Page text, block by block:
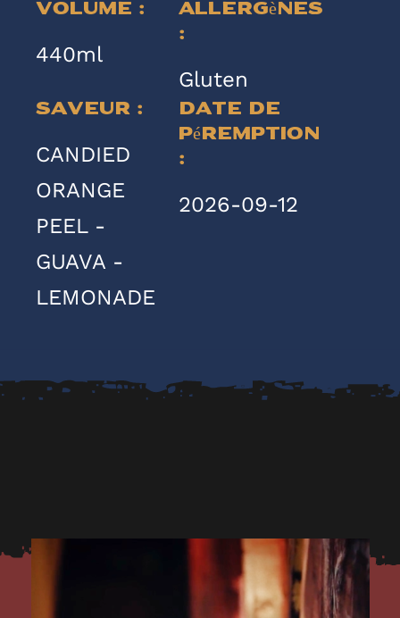
Volume :
440ml
Allergènes
:
Gluten
Saveur :
CANDIED
ORANGE
PEEL -
GUAVA -
LEMONADE
Date de
péremption
:
2026-09-12